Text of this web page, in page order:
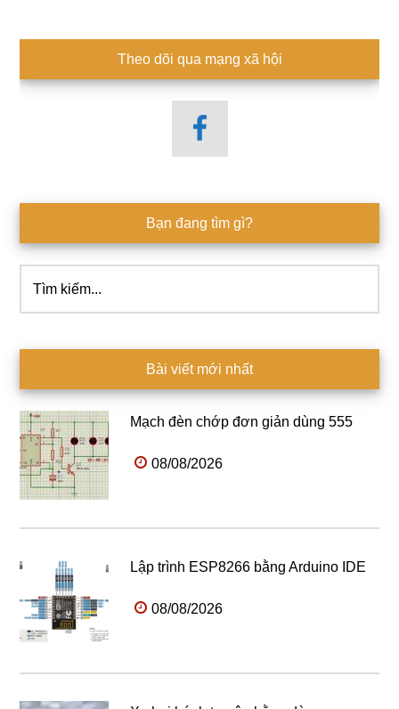
Theo dõi qua mạng xã hội
Bạn đang tìm gì?
kiếm...
Bài viết mới nhất
Mạch đèn chớp đơn giản dùng 555
08/08/2026
Lập trình ESP8266 bằng Arduino IDE
08/08/2026